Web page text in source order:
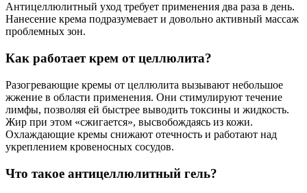
Антицеллюлитный уход требует применения два раза в день.
Нанесение крема подразумевает и довольно активный массаж
проблемных зон.
Как работает крем от целлюлита?
Разогревающие кремы от целлюлита вызывают небольшое
жжение в области применения. Они стимулируют течение
лимфы, позволяя ей быстрее выводить токсины и жидкость.
Жир при этом «сжигается», высвобождаясь из кожи.
Охлаждающие кремы снижают отечность и работают над
укреплением кровеносных сосудов.
Что такое антицеллюлитный гель?